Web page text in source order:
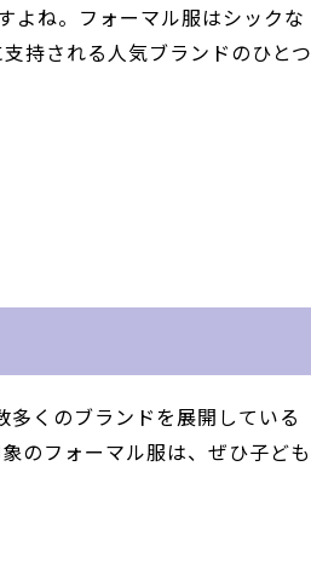
よね。フォーマル服はシックな
持される人気ブランドのひとつ
多くのブランドを展開している
のフォーマル服は、ぜひ子ども